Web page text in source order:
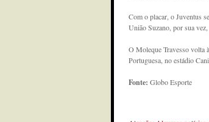
Com o placar, o Juventus
União Suzano, por sua
O Moleque Travesso volta
Portuguesa, no estádio
Fonte: Globo Esporte